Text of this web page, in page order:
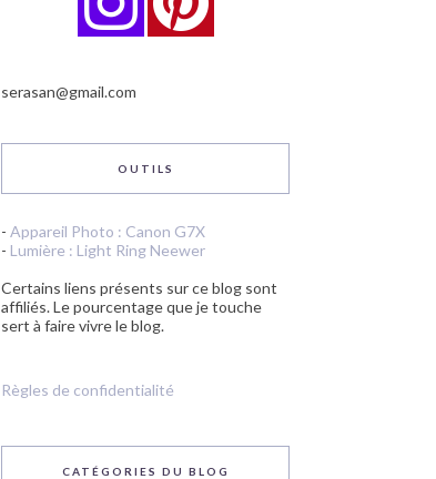
serasan@gmail.com
OUTILS
- Appareil Photo : Canon G7X
- Lumière : Light Ring Neewer
Certains liens présents sur ce blog sont
affiliés. Le pourcentage que je touche
sert à faire vivre le blog.
Règles de confidentialité
CATÉGORIES DU BLOG